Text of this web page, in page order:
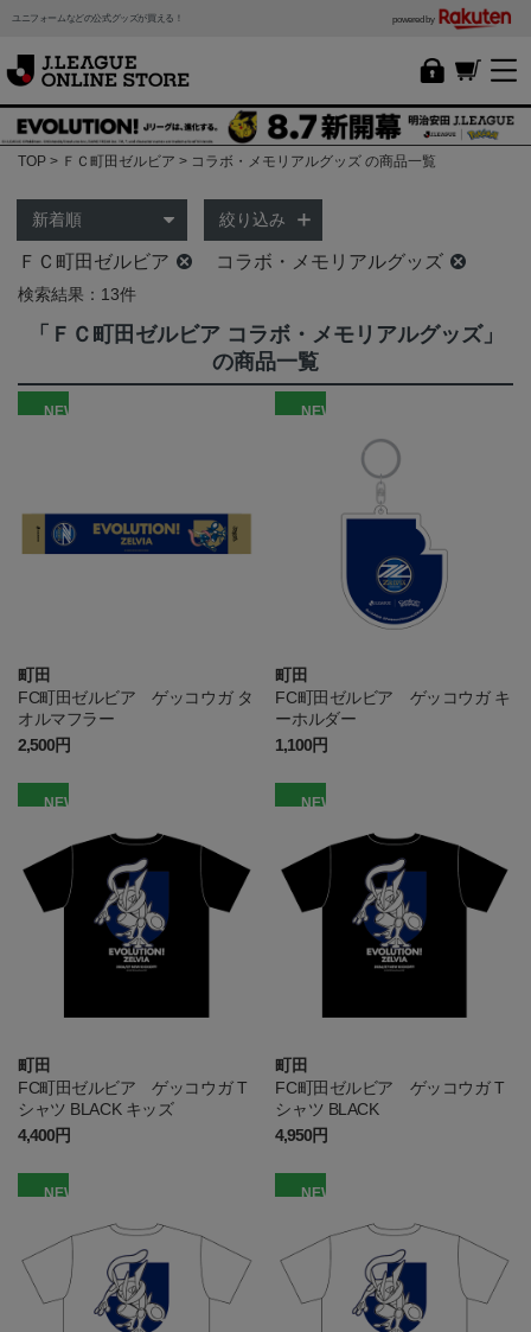
ユニフォームなどの公式グッズが買える！ powered by
TOP ＦＣ町田ゼルビア コラボ・メモリアルグッズ の商品一覧
絞り込み
ＦＣ町田ゼルビア コラボ・メモリアルグッズ
検索結果：13件
「ＦＣ町田ゼルビア コラボ・メモリアルグッズ」
の商品一覧
NEW
町田
FC町田ゼルビア ゲッコウガ タ
オルマフラー
2,500円
NEW
町田
FC町田ゼルビア ゲッコウガ キ
ーホルダー
1,100円
NEW
町田
FC町田ゼルビア ゲッコウガ T
シャツ BLACK キッズ
4,400円
NEW
町田
FC町田ゼルビア ゲッコウガ T
シャツ BLACK
4,950円
NEW NEW